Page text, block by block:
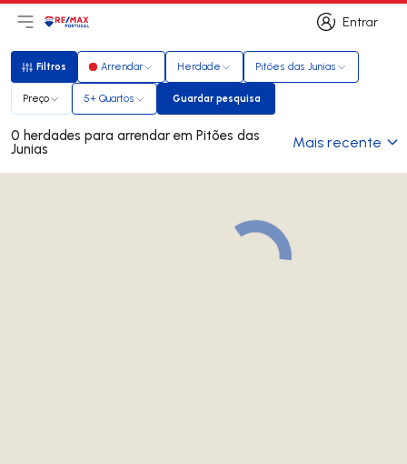
Entrar
Entrar
Abri menu principal
LogoIr para página inicial
Filtros
Filtros Arrendar Herdade Pitões das Junias
Preço 5+ Quartos Guardar pesquisa
Guardar pesquisa
0 herdades para arrendar em Pitões das
Junias Mais recente